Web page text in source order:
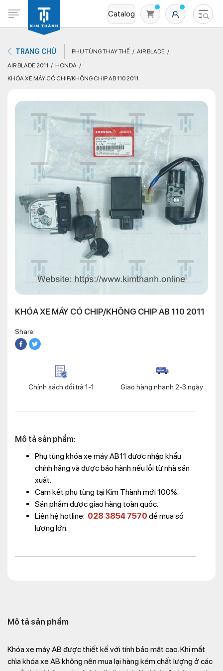
Catalog
Không có sản phẩm nào trong giỏ hàng
TRANG CHỦ PHỤ TÙNG THAY THẾ
AIR BLADE
AIR BLADE 2011
HONDA
KHÓA XE MÁY CÓ CHIP/KHÔNG CHIP AB 110 2011
KHÓA XE MÁY CÓ CHIP/KHÔNG CHIP AB 110 2011
Share:
Chính sách đổi trả 1-1 Giao hàng nhanh 2-3 ngày
Mô tả sản phẩm:
Phụ tùng khóa xe máy AB11 được nhập khẩu
chính hãng và được bảo hành nếu lỗi từ nhà sản
xuất.
Cam kết phụ tùng tại Kim Thành mới 100%.
Sản phẩm được giao hàng toàn quốc.
Liên hệ hotline: 028 3854 7570 để mua số
lượng lớn.
Mô tả sản phẩm
Khóa xe máy AB được thiết kế với tính bảo mật cao. Khi mất
chìa khóa xe AB không nên mua lại hàng kém chất lượng ở các